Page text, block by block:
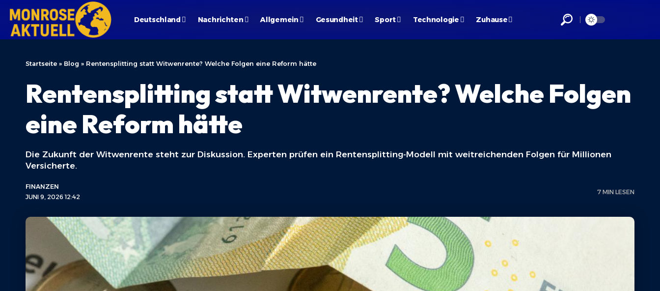
Deutschland Nachrichten Allgemein Gesundheit Sport Technologie Zuhause
Startseite » Blog » Rentensplitting statt Witwenrente? Welche Folgen eine Reform hätte
Rentensplitting statt Witwenrente? Welche Folgen
eine Reform hätte
Die Zukunft der Witwenrente steht zur Diskussion. Experten prüfen ein Rentensplitting-Modell mit weitreichenden Folgen für Millionen
Versicherte.
JUNI 9, 2026 12:42
FINANZEN
7 MIN LESEN